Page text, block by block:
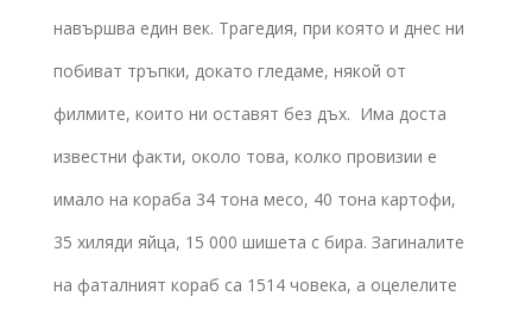
навършва един век. Трагедия, при която и днес ни
побиват тръпки, докато гледаме, някой от
филмите, които ни оставят без дъх. Има доста
известни факти, около това, колко провизии е
имало на кораба 34 тона месо, 40 тона картофи,
35 хиляди яйца, 15 000 шишета с бира. Загиналите
на фаталният кораб са 1514 човека, а оцелелите